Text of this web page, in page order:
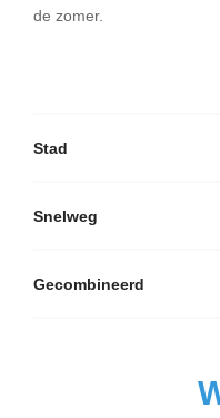
de zomer.
Stad
Snelweg
Gecombineerd